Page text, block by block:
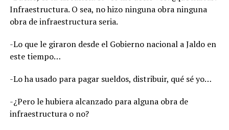
Infraestructura. O sea, no hizo ninguna obra ninguna
obra de infraestructura seria.
-Lo que le giraron desde el Gobierno nacional a Jaldo en
este tiempo…
-Lo ha usado para pagar sueldos, distribuir, qué sé yo…
-¿Pero le hubiera alcanzado para alguna obra de
infraestructura o no?